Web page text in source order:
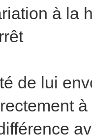
à la
de lui